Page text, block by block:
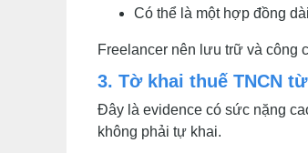
Có thể là một hợp đồng
Freelancer nên lưu trữ và công
3. Tờ khai thuế TNCN
Đây là evidence có sức nặng
không phải tự khai.